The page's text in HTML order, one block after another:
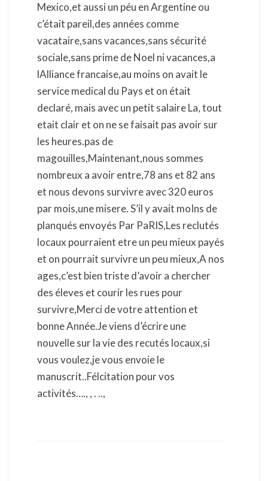
Mexico,et aussi un péu en Argentine ou
c’était pareil,des années comme
vacataire,sans vacances,sans sécurité
sociale,sans prime de Noel ni vacances,a
lAlliance francaise,au moins on avait le
service medical du Pays et on était
declaré, mais avec un petit salaire La, tout
etait clair et on ne se faisait pas avoir sur
les heures.pas de
magouilles,Maintenant,nous sommes
nombreux a avoir entre,78 ans et 82 ans
et nous devons survivre avec 320 euros
par mois,une misere. S’il y avait moIns de
planqués envoyés Par PaRIS,Les reclutés
locaux pourraient etre un peu mieux payés
et on pourrait survivre un peu mieux,A nos
ages,c’est bien triste d’avoir a chercher
des éleves et courir les rues pour
survivre,Merci de votre attention et
bonne Année.Je viens d’écrire une
nouvelle sur la vie des recutés locaux,si
vous voulez,je vous envoie le
manuscrit..Félcitation pour vos
activités…., , . ..,